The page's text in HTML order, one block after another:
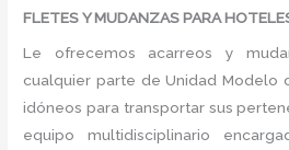
FLETES Y MUDANZAS PARA
Le ofrecemos acarreos y
cualquier parte de Unidad Modelo
idóneos para transportar sus
equipo multidisciplinario